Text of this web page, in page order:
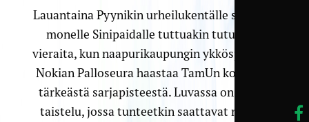
Lauantaina Pyynikin urheilukentälle saadaan
monelle Sinipaidalle tuttuakin tutumpia
vieraita, kun naapurikaupungin ykkösjoukkue
Nokian Palloseura haastaa TamUn kolmesta
tärkeästä sarjapisteestä. Luvassa on tiukka
taistelu, jossa tunteetkin saattavat nousta